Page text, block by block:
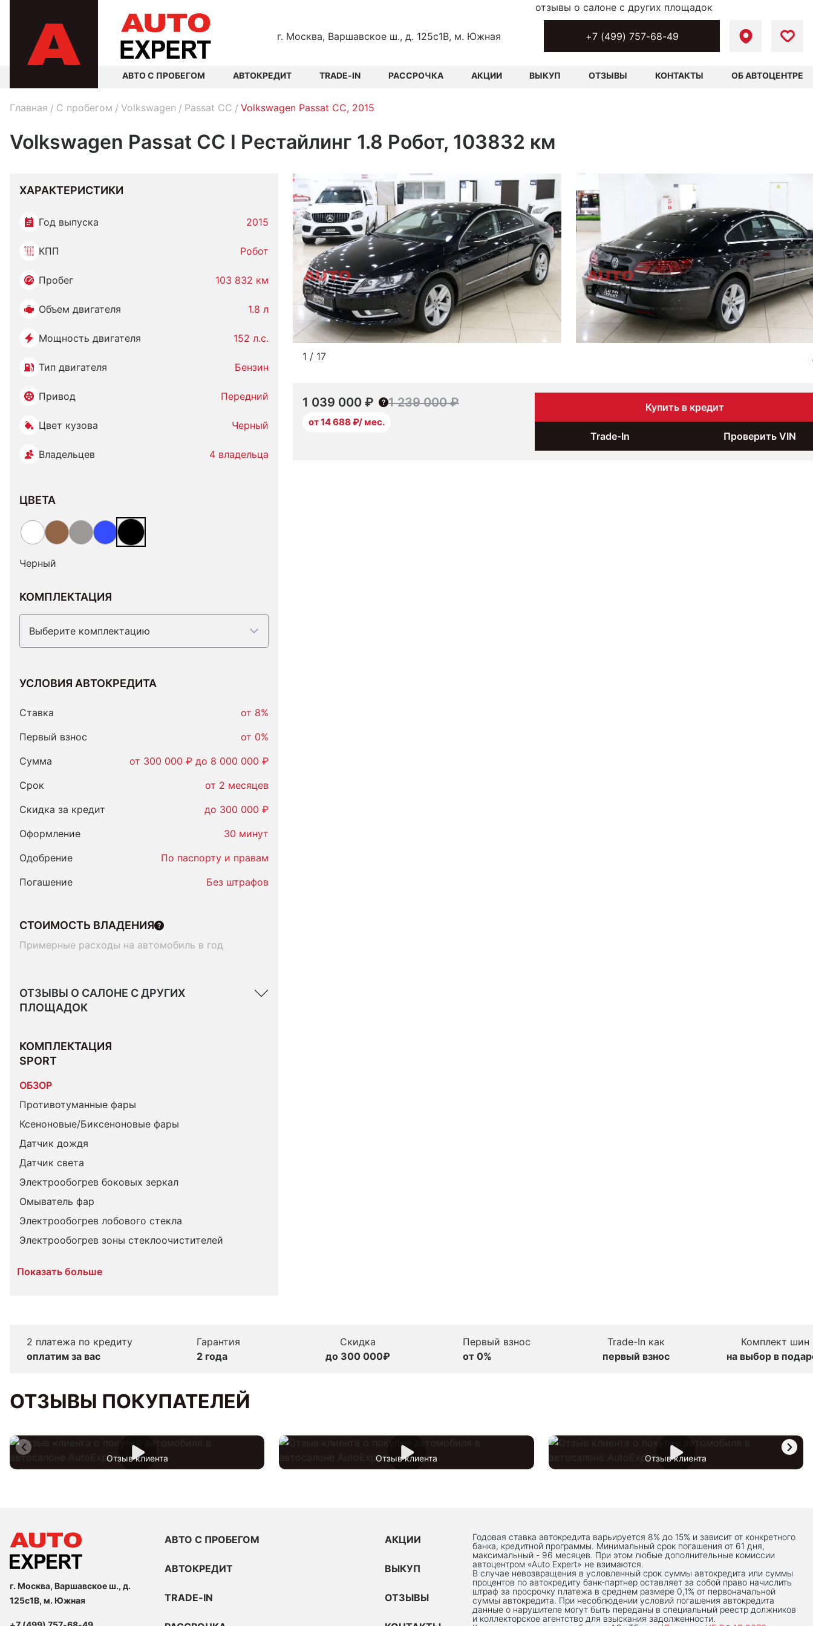
г. Москва, Варшавское ш., д. 125с1В, м. Южная +7 (499) 757-68-49
АВТО С ПРОБЕГОМ АВТОКРЕДИТ TRADE-IN РАССРОЧКА АКЦИИ ВЫКУП ОТЗЫВЫ КОНТАКТЫ ОБ АВТОЦЕНТРЕ
отзывы о салоне с других площадок
Главная C пробегом Volkswagen Passat CC Volkswagen Passat CC, 2015
Volkswagen Passat CC I Рестайлинг 1.8 Робот, 103832 км
ХАРАКТЕРИСТИКИ
Год выпуска 2015
КПП Робот
Пробег 103 832 км
Объем двигателя 1.8 л
Мощность двигателя 152 л.с.
Тип двигателя Бензин
Привод Передний
Цвет кузова Черный
Владельцев 4 владельца
ЦВЕТА
Черный
КОМПЛЕКТАЦИЯ
Выберите комплектацию
УСЛОВИЯ АВТОКРЕДИТА
Ставка
от 8%
Первый взнос
от 0%
Сумма
от 300 000 ₽ до 8 000 000 ₽
Срок
от 2 месяцев
Скидка за кредит
до 300 000 ₽
Оформление
30 минут
Одобрение
По паспорту и правам
Погашение
Без штрафов
СТОИМОСТЬ ВЛАДЕНИЯ
Примерные расходы на автомобиль в год
ОТЗЫВЫ О САЛОНЕ С ДРУГИХ
ПЛОЩАДОК
КОМПЛЕКТАЦИЯ
SPORT
ОБЗОР
Противотуманные фары
Ксеноновые/Биксеноновые фары
Датчик дождя
Датчик света
Электрообогрев боковых зеркал
Омыватель фар
Электрообогрев лобового стекла
Электрообогрев зоны стеклоочистителей
Показать больше
1 / 17
1 039 000 ₽ 1 239 000 ₽
от 14 688 ₽/ мес.
Купить в кредит
Trade-In Проверить VIN
2 платежа по кредиту
оплатим за вас
Гарантия
2 года
Скидка
до 300 000₽
Первый взнос
от 0%
Trade-In как
первый взнос
Комплект шин
на выбор в
ОТЗЫВЫ ПОКУПАТЕЛЕЙ
Отзыв клиента Отзыв клиента Отзыв клиента
г. Москва, Варшавское ш., д.
125с1В, м. Южная
АВТО С ПРОБЕГОМ
АВТОКРЕДИТ
TRADE-IN
АКЦИИ
ВЫКУП
ОТЗЫВЫ
Годовая ставка автокредита варьируется 8% до 15% и зависит от конкретного
банка, кредитной программы. Минимальный срок погашения от 61 дня,
максимальный - 96 месяцев. При этом любые дополнительные комиссии
автоцентром «Auto Expert» не взимаются.
В случае невозвращения в условленный срок суммы автокредита или суммы
процентов по автокредиту банк-партнер оставляет за собой право начислить
штраф за просрочку платежа в среднем размере 0,1% от первоначальной
суммы автокредита. При несоблюдении условий погашения автокредита
данные о нарушителе могут быть переданы в специальный реестр должников
и коллекторское агентство для взыскания задолженности.